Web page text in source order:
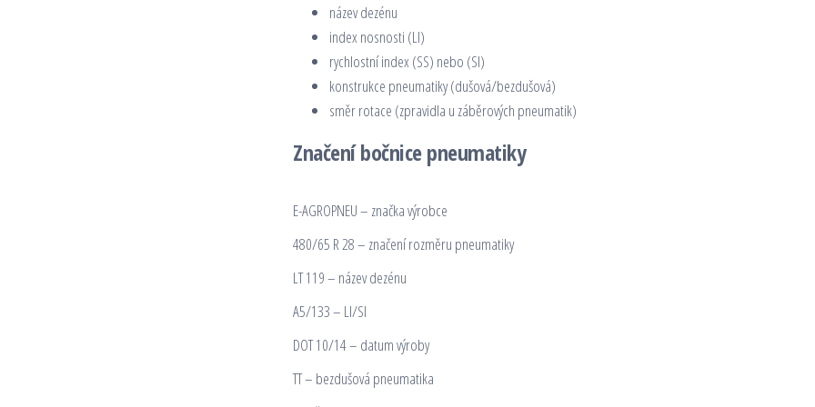
název dezénu
index nosnosti (LI)
rychlostní index (SS) nebo (SI)
konstrukce pneumatiky (dušová/bezdušová)
směr rotace (zpravidla u záběrových pneumatik)
Značení bočnice pneumatiky
E-AGROPNEU – značka výrobce
480/65 R 28 – značení rozměru pneumatiky
LT 119 – název dezénu
A5/133 – LI/SI
DOT 10/14 – datum výroby
TT – bezdušová pneumatika